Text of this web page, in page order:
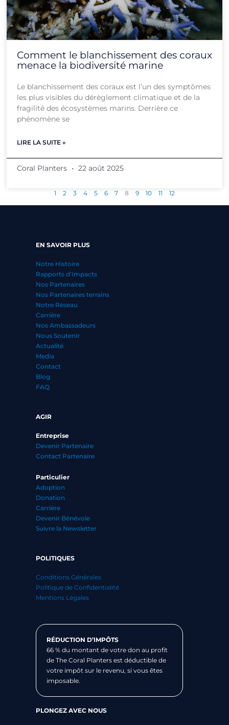
Comment le blanchissement des coraux
menace la biodiversité marine
Le blanchissement des coraux est l’un des symptômes
les plus visibles du dérèglement climatique et de la
fragilité des écosystèmes marins. Derrière ce
phénomène se
LIRE LA SUITE »
Coral Planters 22 août 2025
1 2 3 4 5 6 7 8 9 10 11 12
EN SAVOIR PLUS
Notre Histoire
Rapports d’Impacts
Nos Partenaires
Nos Partenaires terrains
Notre Réseau
Carrière
Nos Ambassadeurs
Nous Soutenir
Actualité
Media
Contact
Blog
FAQ
AGIR
Entreprise
Devenir Partenaire
Contact Partenaire
Particulier
Adoption
Donation
Carrière
Devenir Bénévole
Suivre la Newsletter
POLITIQUES
Conditions Générales
Politique de Confidentialité
Mentions Légales
RÉDUCTION D’IMPÔTS
66 % du montant de votre don au profit
de The Coral Planters est déductible de
votre impôt sur le revenu, si vous êtes
imposable.
PLONGEZ AVEC NOUS